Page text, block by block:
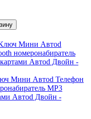
Мини Автоd Телефон
MP3
Автоd Двойн -